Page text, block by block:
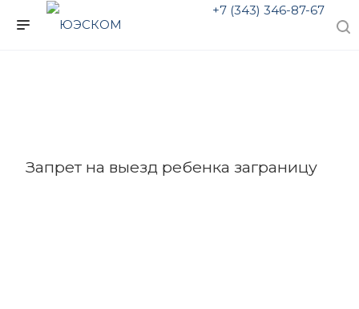
+7 (343) 346-87-67
Запрет на выезд ребенка заграницу